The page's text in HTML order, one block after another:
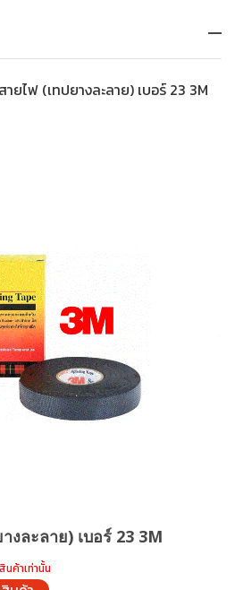
ยไฟ (เทปยางละลาย) เบอร์ 23 3M
งละลาย) เบอร์ 23 3M
ค้าเท่านั้น